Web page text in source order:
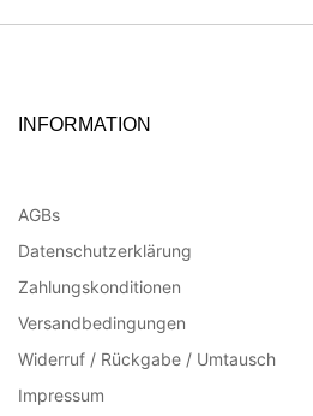
INFORMATION
AGBs
Datenschutzerklärung
Zahlungskonditionen
Versandbedingungen
Widerruf / Rückgabe / Umtausch
Impressum